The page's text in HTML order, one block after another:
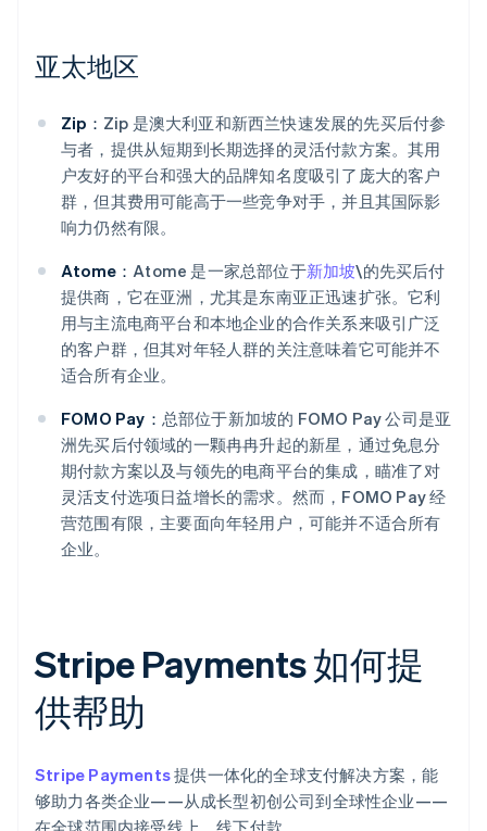
亚太地区
Zip： Zip 是澳大利亚和新西兰快速发展的先买后付参
与者，提供从短期到长期选择的灵活付款方案。其用
户友好的平台和强大的品牌知名度吸引了庞大的客户
群，但其费用可能高于一些竞争对手，并且其国际影
响力仍然有限。
Atome： Atome 是一家总部位于新加坡\的先买后付
提供商，它在亚洲，尤其是东南亚正迅速扩张。它利
用与主流电商平台和本地企业的合作关系来吸引广泛
的客户群，但其对年轻人群的关注意味着它可能并不
适合所有企业。
FOMO Pay： 总部位于新加坡的 FOMO Pay 公司是亚
洲先买后付领域的一颗冉冉升起的新星，通过免息分
期付款方案以及与领先的电商平台的集成，瞄准了对
灵活支付选项日益增长的需求。然而，FOMO Pay 经
营范围有限，主要面向年轻用户，可能并不适合所有
企业。
Stripe Payments 如何提
供帮助
Stripe Payments提供一体化的全球支付解决方案，能
够助力各类企业——从成长型初创公司到全球性企业——
在全球范围内接受线上、线下付款。